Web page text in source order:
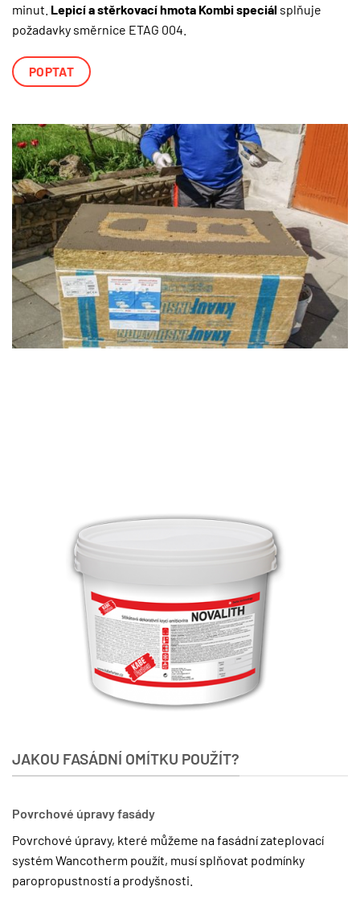
minut. Lepicí a stěrkovací hmota Kombi speciál splňuje
požadavky směrnice ETAG 004.
POPTAT
JAKOU FASÁDNÍ OMÍTKU POUŽÍT?
Povrchové úpravy fasády
Povrchové úpravy, které můžeme na fasádní zateplovací
systém Wancotherm použít, musí splňovat podmínky
paropropustností a prodyšnosti.